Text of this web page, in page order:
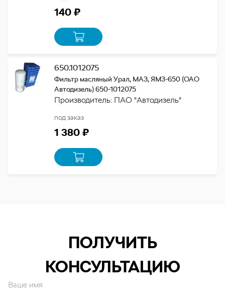
140 ₽
650.1012075
Фильтр масляный Урал, МАЗ, ЯМЗ-650 (ОАО
Автодизель) 650-1012075
Производитель: ПАО "Автодизель"
под заказ
1 380 ₽
ПОЛУЧИТЬ
КОНСУЛЬТАЦИЮ
Ваше имя